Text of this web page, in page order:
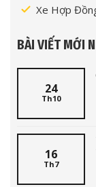
Xe Hợp
BÀI VIẾT MỚI
24
Th10
16
Th7